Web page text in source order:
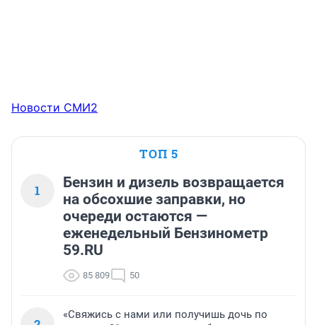
Новости СМИ2
ТОП 5
1
Бензин и дизель возвращается
на обсохшие заправки, но
очереди остаются —
еженедельный Бензинометр
59.RU
85 809 50
«Свяжись с нами или получишь дочь по